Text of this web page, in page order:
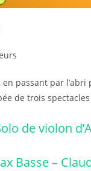
passant par
de trois
de violon
Basse –